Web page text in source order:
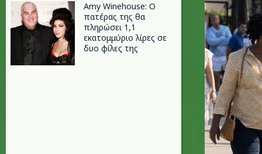
Amy Winehouse: Ο
πατέρας της θα
πληρώσει 1,1
εκατομμύριο λίρες σε
δυο φίλες της